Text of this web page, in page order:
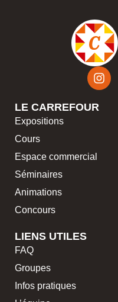
LE CARREFOUR
Expositions
Cours
Espace commercial
Séminaires
Animations
Concours
LIENS UTILES
FAQ
Groupes
Infos pratiques